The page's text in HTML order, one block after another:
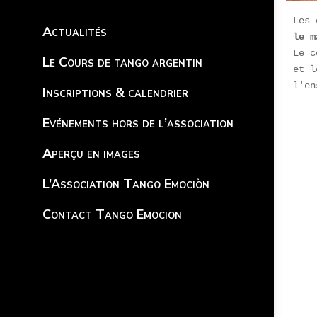
Actualités
Le Cours de tango argentin
Inscriptions & calendrier
Evénements hors de l’association
Aperçu en images
L’Association Tango Emociòn
Contact Tango Emocion
le
Le
et